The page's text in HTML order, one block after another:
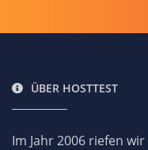
ÜBER HOSTTEST
Im Jahr 2006 riefen wir